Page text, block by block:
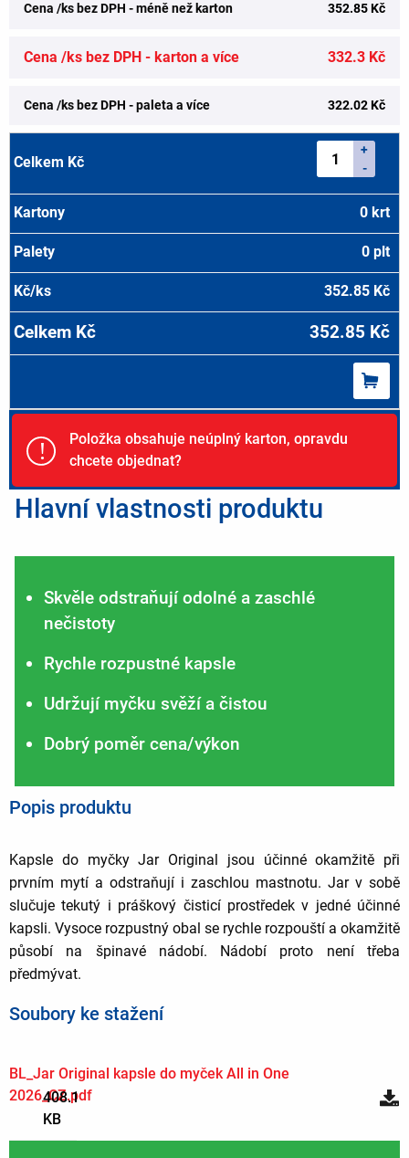
Cena /ks bez DPH - méně než karton 352.85 Kč
Cena /ks bez DPH - karton a více 332.3 Kč
Cena /ks bez DPH - paleta a více 322.02 Kč
+
-
0 krt
0 plt
352.85 Kč
352.85 Kč
!
Položka obsahuje neúplný karton, opravdu
chcete objednat?
Hlavní vlastnosti produktu
Skvěle odstraňují odolné a zaschlé
nečistoty
Rychle rozpustné kapsle
Udržují myčku svěží a čistou
Dobrý poměr cena/výkon
Popis produktu
Kapsle do myčky Jar Original jsou účinné okamžitě při
prvním mytí a odstraňují i zaschlou mastnotu. Jar v sobě
slučuje tekutý i práškový čisticí prostředek v jedné účinné
kapsli. Vysoce rozpustný obal se rychle rozpouští a okamžitě
působí na špinavé nádobí. Nádobí proto není třeba
předmývat.
Soubory ke stažení
BL_Jar Original kapsle do myček All in One
2026_CZ.pdf
408.1
KB